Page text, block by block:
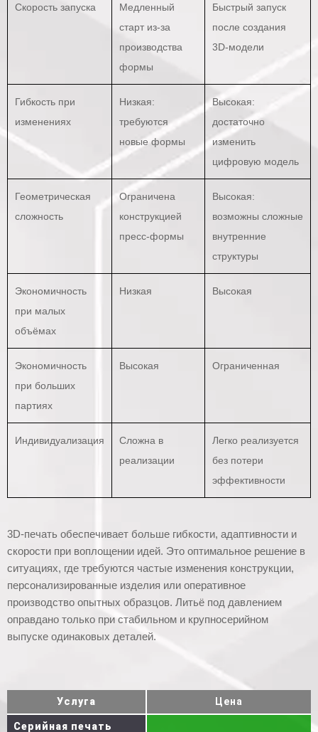
Скорость запуска
Медленный
старт из-за
производства
формы
Быстрый запуск
после создания
3D-модели
Гибкость при
изменениях
Низкая:
требуются
новые формы
Высокая:
достаточно
изменить
цифровую модель
Геометрическая
сложность
Ограничена
конструкцией
пресс-формы
Высокая:
возможны сложные
внутренние
структуры
Экономичность
при малых
объёмах
Низкая Высокая
Экономичность
при больших
партиях
Высокая Ограниченная
Индивидуализация
Сложна в
реализации
Легко реализуется
без потери
эффективности
3D-печать обеспечивает больше гибкости, адаптивности и
скорости при воплощении идей. Это оптимальное решение в
ситуациях, где требуются частые изменения конструкции,
персонализированные изделия или оперативное
производство опытных образцов. Литьё под давлением
оправдано только при стабильном и крупносерийном
выпуске одинаковых деталей.
Услуга Цена
Серийная печать